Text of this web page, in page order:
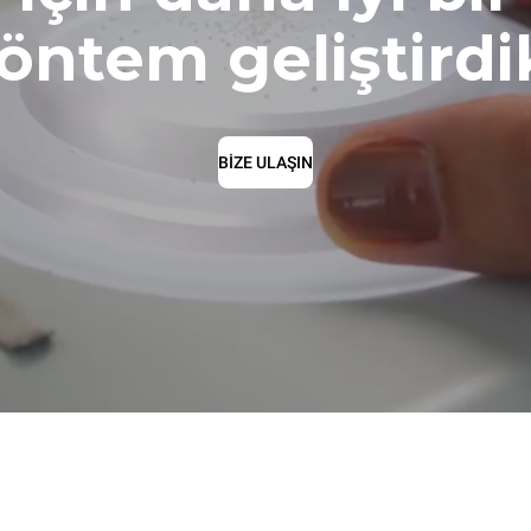
BİZE ULAŞIN